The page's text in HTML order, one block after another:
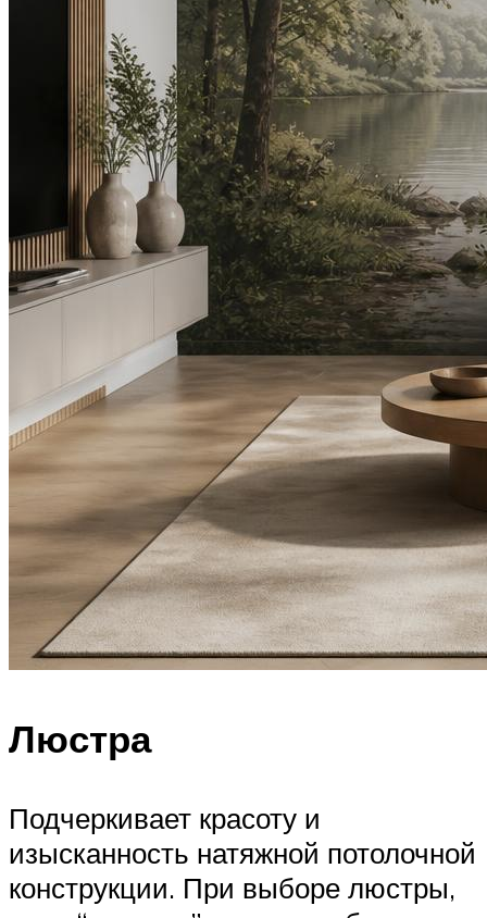
Люстра
Подчеркивает красоту и
изысканность натяжной потолочной
конструкции. При выборе люстры,